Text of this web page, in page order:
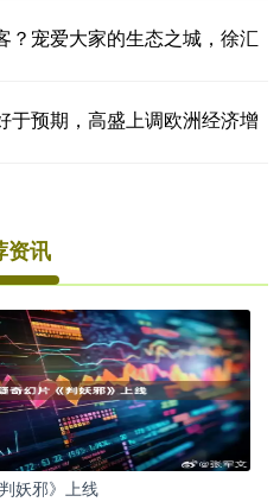
？宠爱大家的生态之城，徐汇
于预期，高盛上调欧洲经济增
资讯
妖邪》上线